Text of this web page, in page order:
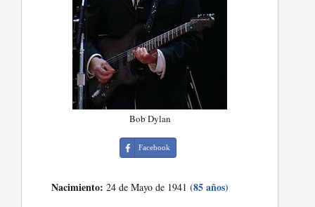
Bob Dylan
Facebook
Nacimiento: 24 de Mayo de 1941(85 años)